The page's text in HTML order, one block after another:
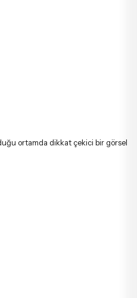
ortamda dikkat çekici bir görsel